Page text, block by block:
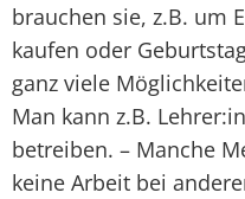
brauchen sie, z.B. um
kaufen oder
ganz viele
Man kann z.B.
betreiben. – Manche
keine Arbeit bei